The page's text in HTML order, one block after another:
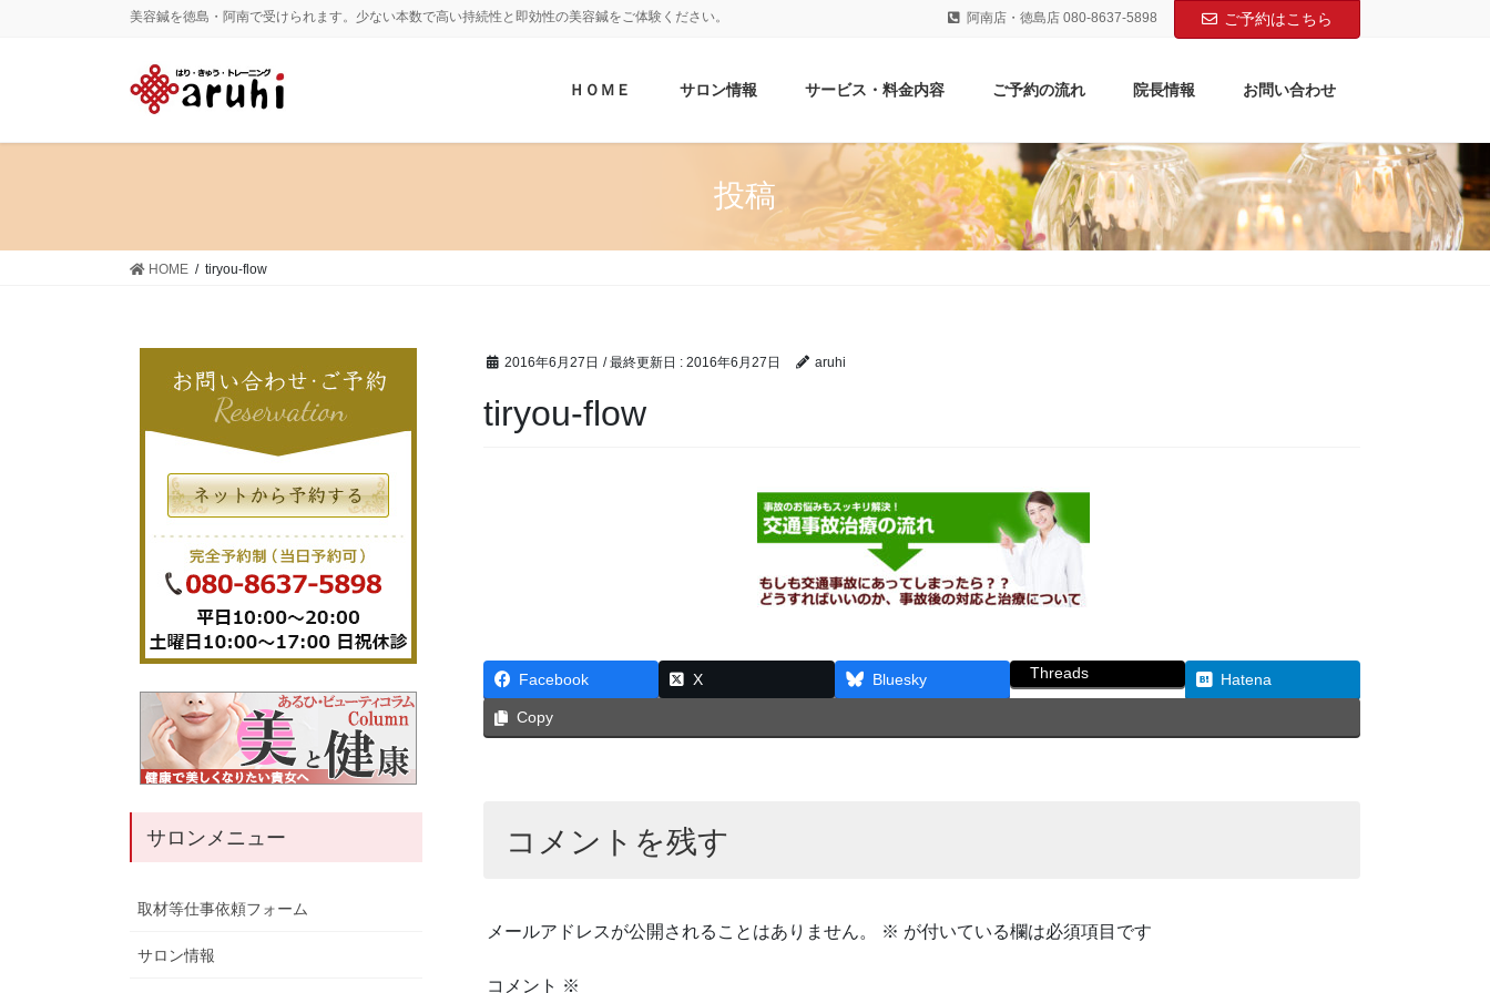
に
ョ
動
美容鍼を徳島・阿南で受けられます。少ない本数で高い持続性と即効性の美容鍼をご体験ください。 阿南店・徳島店 080-8637-5898 ご予約はこちら
ＨＯＭＥ サロン情報 サービス・料金内容 ご予約の流れ 院長情報 お問い合わせ
投稿
HOME tiryou-flow
2016年6月27日 / 最終更新日 :2016年6月27日 aruhi
tiryou-flow
Facebook X Bluesky Threads Hatena
Copy
コメントを残す
メールアドレスが公開されることはありません。 ※ が付いている欄は必須項目です
コメント ※
サロンメニュー
取材等仕事依頼フォーム
サロン情報